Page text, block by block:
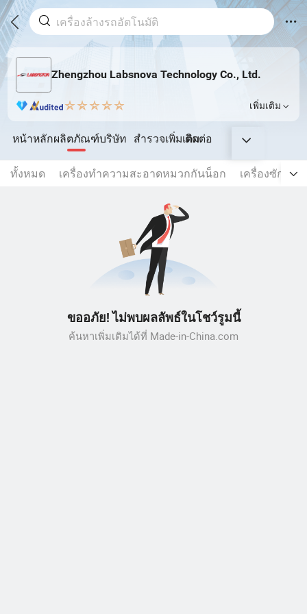
Zhengzhou Labsnova Technology Co., Ltd.
เพิ่มเติม
หน้าหลักผลิตภัณฑ์บริษัท สำรวจเพิ่มเติมติดต่อ
ทั้งหมด เครื่องทำความสะอาดหมวกกันน็อก เครื่องซักรถ
ขออภัย! ไม่พบผลลัพธ์ในโชว์รูมนี้
ค้นหาเพิ่มเติมได้ที่ Made-in-China.com